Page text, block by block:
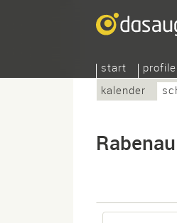
start profile
kalender
Rabenau